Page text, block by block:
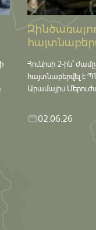
Հունիսի 2-ին՝
հայտնաբերվել է
Արամայիս
02.06.26